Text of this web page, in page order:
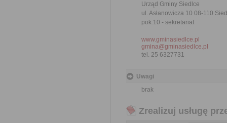
Urząd Gminy Siedlce
ul. Asłanowicza 10 08-110
pok.10 - sekretariat
www.gminasiedlce.pl
gmina@gminasiedlce.pl
tel. 25 6327731
Uwagi
brak
Zrealizuj usługę